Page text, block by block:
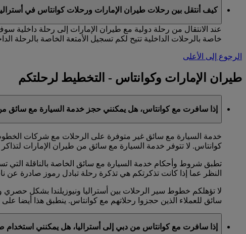
كيف أنتقل بين رحلات طيران الإمارات ورحلات كوانتاس في
عند الانتقال من رحلة دولية مع طيران الإمارات إلى رحلة داخلية
خاصة بالرحلات الداخلية تتيح لكم تسجيل الأمتعة الخاصة بالرحلة
الرجوع إلى الأعلى
طيران الإمارات وكوانتاس - التخطيط لرحلتكم
إذا سافرت مع كوانتاس، هل يمكنني حجز خدمة السيارة مع سائق
خدمة السيارة مع سائق غير متوفرة على الرحلات مع شركات الخطوط
كوانتاس. لا تتوفر خدمة السيارة مع سائق من طيران الإمارات
تطبق شروط وأحكام خدمة السيارة مع سائق الخاصة بالناقلة التي
النظر عما إذا كانت تذكرتكم هي تذكرة رحلة تبادل رموز صادرة عن
سائق للعملاء الذين حجزوا رحلاتهم مع كوانتاس. ينطبق هذا أيضا
إذا سافرت مع كوانتاس من دبي إلى أستراليا، هل يمكنني